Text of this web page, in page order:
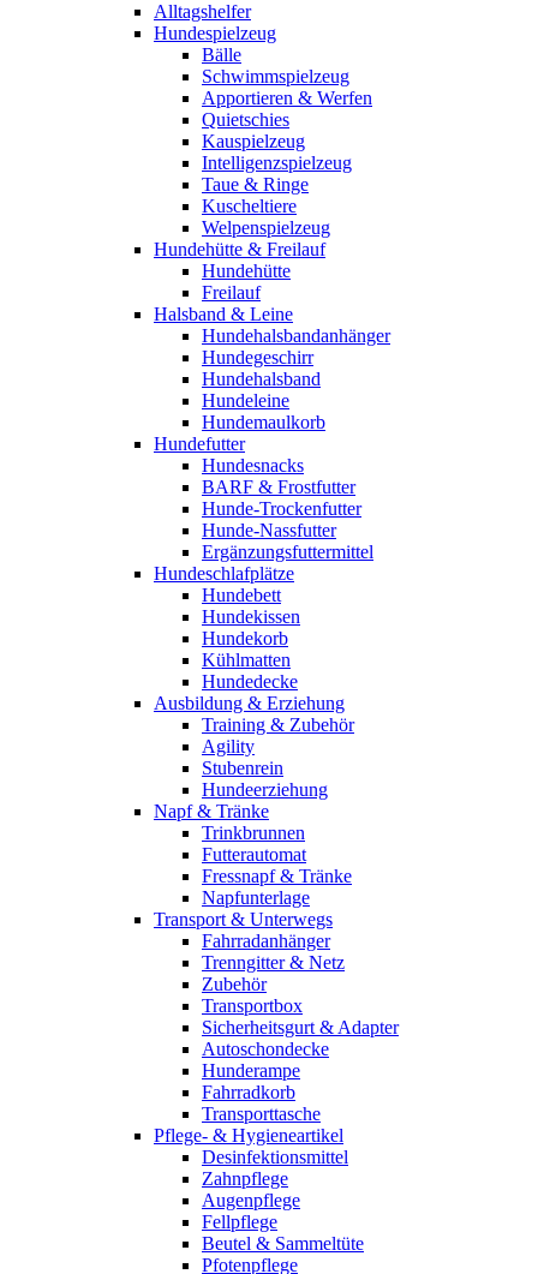
Alltagshelfer
Hundespielzeug
Bälle
Schwimmspielzeug
Apportieren & Werfen
Quietschies
Kauspielzeug
Intelligenzspielzeug
Taue & Ringe
Kuscheltiere
Welpenspielzeug
Hundehütte & Freilauf
Hundehütte
Freilauf
Halsband & Leine
Hundehalsbandanhänger
Hundegeschirr
Hundehalsband
Hundeleine
Hundemaulkorb
Hundefutter
Hundesnacks
BARF & Frostfutter
Hunde-Trockenfutter
Hunde-Nassfutter
Ergänzungsfuttermittel
Hundeschlafplätze
Hundebett
Hundekissen
Hundekorb
Kühlmatten
Hundedecke
Ausbildung & Erziehung
Training & Zubehör
Agility
Stubenrein
Hundeerziehung
Napf & Tränke
Trinkbrunnen
Futterautomat
Fressnapf & Tränke
Napfunterlage
Transport & Unterwegs
Fahrradanhänger
Trenngitter & Netz
Zubehör
Transportbox
Sicherheitsgurt & Adapter
Autoschondecke
Hunderampe
Fahrradkorb
Transporttasche
Pflege- & Hygieneartikel
Desinfektionsmittel
Zahnpflege
Augenpflege
Fellpflege
Beutel & Sammeltüte
Pfotenpflege